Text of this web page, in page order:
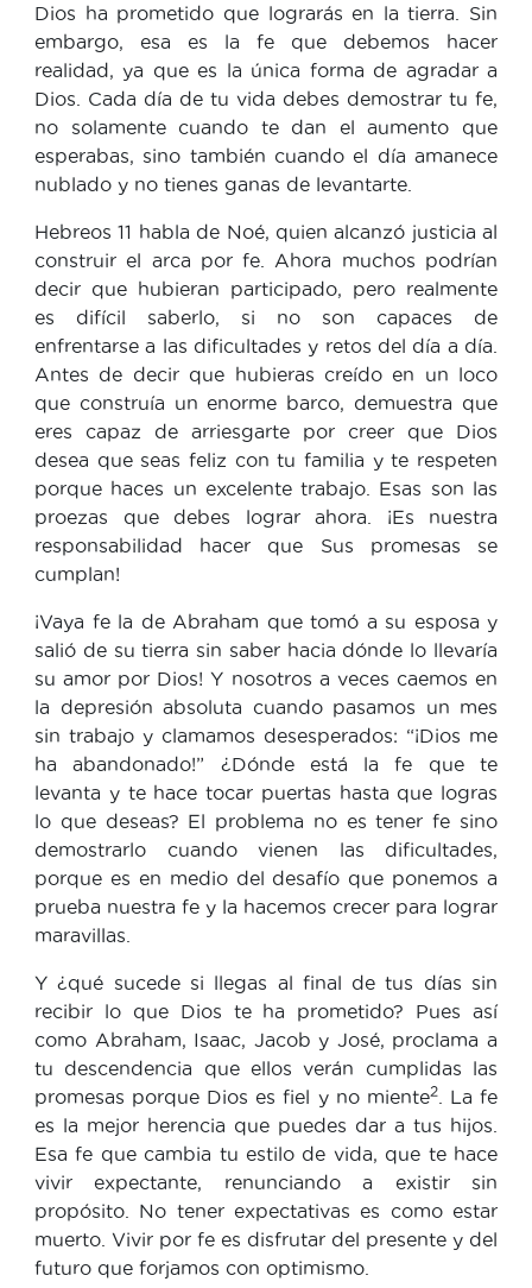
Dios ha prometido que lograrás en la tierra. Sin
embargo, esa es la fe que debemos hacer
realidad, ya que es la única forma de agradar a
Dios. Cada día de tu vida debes demostrar tu fe,
no solamente cuando te dan el aumento que
esperabas, sino también cuando el día amanece
nublado y no tienes ganas de levantarte.
Hebreos 11 habla de Noé, quien alcanzó justicia al
construir el arca por fe. Ahora muchos podrían
decir que hubieran participado, pero realmente
es difícil saberlo, si no son capaces de
enfrentarse a las dificultades y retos del día a día.
Antes de decir que hubieras creído en un loco
que construía un enorme barco, demuestra que
eres capaz de arriesgarte por creer que Dios
desea que seas feliz con tu familia y te respeten
porque haces un excelente trabajo. Esas son las
proezas que debes lograr ahora. ¡Es nuestra
responsabilidad hacer que Sus promesas se
cumplan!
¡Vaya fe la de Abraham que tomó a su esposa y
salió de su tierra sin saber hacia dónde lo llevaría
su amor por Dios! Y nosotros a veces caemos en
la depresión absoluta cuando pasamos un mes
sin trabajo y clamamos desesperados: “¡Dios me
ha abandonado!” ¿Dónde está la fe que te
levanta y te hace tocar puertas hasta que logras
lo que deseas? El problema no es tener fe sino
demostrarlo cuando vienen las dificultades,
porque es en medio del desafío que ponemos a
prueba nuestra fe y la hacemos crecer para lograr
maravillas.
Y ¿qué sucede si llegas al final de tus días sin
recibir lo que Dios te ha prometido? Pues así
como Abraham, Isaac, Jacob y José, proclama a
tu descendencia que ellos verán cumplidas las
promesas porque Dios es fiel y no miente2. La fe
es la mejor herencia que puedes dar a tus hijos.
Esa fe que cambia tu estilo de vida, que te hace
vivir expectante, renunciando a existir sin
propósito. No tener expectativas es como estar
muerto. Vivir por fe es disfrutar del presente y del
futuro que forjamos con optimismo.